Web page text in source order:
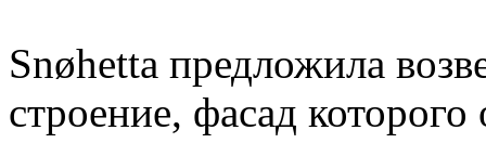
Snøhetta предложила
строение, фасад